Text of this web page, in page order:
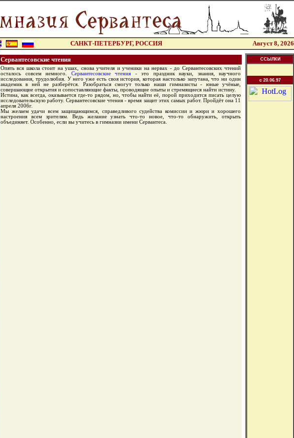
САНКТ-ПЕТЕРБУРГ, РОССИЯ Август 8, 2026
Сервантесовские чтения
Опять вся школа стоит на ушах, снова учителя и ученики на нервах - до Сервантесовских чтений
осталось совсем немного. Сервантесовские чтения - это праздник науки, знания, научного
исследования, трудолюбия. У него уже есть своя история, которая настолько запутана, что ни один
академик в ней не разберётся. Разобраться смогут только наши гимназисты - юные учёные,
совершающие открытия и сопоставляющие факты, проводящие опыты и стремящиеся найти истину.
Истина, как всегда, оказывается где-то рядом, но, чтобы найти её, порой приходится писать целую
исследовательскую работу. Сервантесовские чтения - время защит этих самых работ. Пройдёт она 11
апреля 2006г.
Мы желаем удачи всем защищающимся, справедливого судейства комиссии и жюри и хорошего
настроения всем зрителям. Ведь желание узнать что-то новое, что-то обнаружить, открыть
объединяет. Особенно, если вы учитесь в гимназии имени Сервантеса.
ССЫЛКИ
c 20.06.97